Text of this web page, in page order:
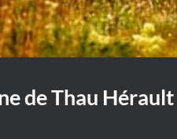
de Thau Hérault